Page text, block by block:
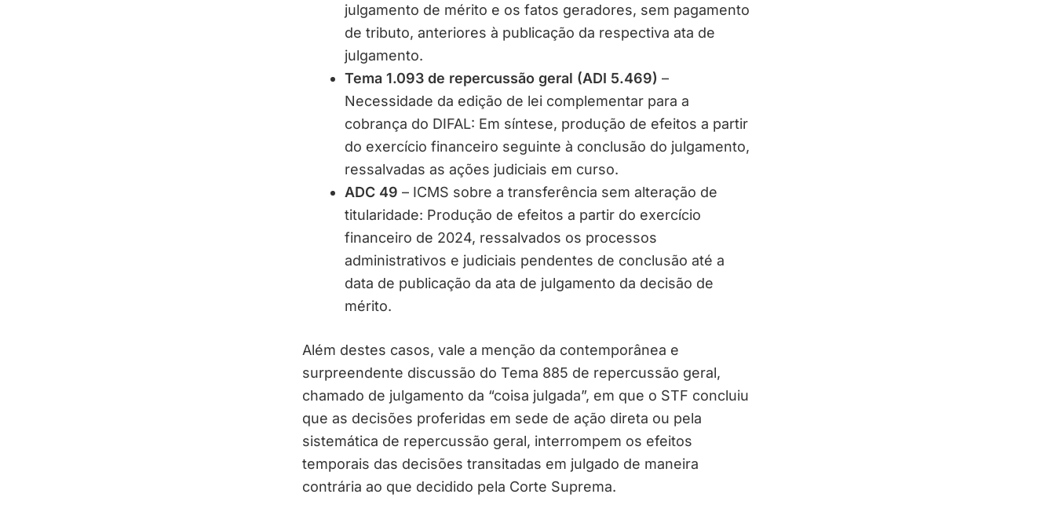
julgamento de mérito e os fatos geradores, sem pagamento
de tributo, anteriores à publicação da respectiva ata de
julgamento.
Tema 1.093 de repercussão geral (ADI 5.469) –
Necessidade da edição de lei complementar para a
cobrança do DIFAL: Em síntese, produção de efeitos a partir
do exercício financeiro seguinte à conclusão do julgamento,
ressalvadas as ações judiciais em curso.
ADC 49 – ICMS sobre a transferência sem alteração de
titularidade: Produção de efeitos a partir do exercício
financeiro de 2024, ressalvados os processos
administrativos e judiciais pendentes de conclusão até a
data de publicação da ata de julgamento da decisão de
mérito.
Além destes casos, vale a menção da contemporânea e
surpreendente discussão do Tema 885 de repercussão geral,
chamado de julgamento da “coisa julgada”, em que o STF concluiu
que as decisões proferidas em sede de ação direta ou pela
sistemática de repercussão geral, interrompem os efeitos
temporais das decisões transitadas em julgado de maneira
contrária ao que decidido pela Corte Suprema.